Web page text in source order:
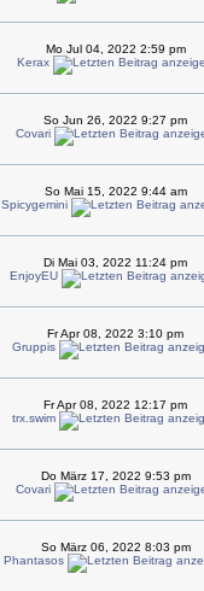
Mo Jul 04, 2022 2:59 pm
Kerax
So Jun 26, 2022 9:27 pm
Covari
So Mai 15, 2022 9:44 am
Spicygemini
Di Mai 03, 2022 11:24 pm
EnjoyEU
Fr Apr 08, 2022 3:10 pm
Gruppis
Fr Apr 08, 2022 12:17 pm
trx.swim
Do März 17, 2022 9:53 pm
Covari
So März 06, 2022 8:03 pm
Phantasos